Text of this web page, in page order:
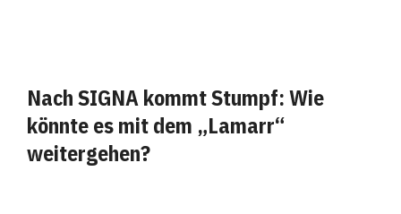
Nach SIGNA kommt Stumpf: Wie
könnte es mit dem „Lamarr“
weitergehen?